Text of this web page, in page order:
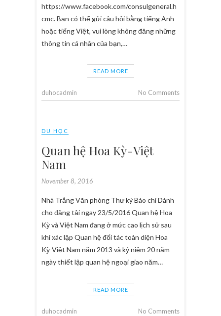
https://www.facebook.com/consulgeneral.h
cmc. Bạn có thể gửi câu hỏi bằng tiếng Anh
hoặc tiếng Việt, vui lòng không đăng những
thông tin cá nhân của bạn,…
READ MORE
duhocadmin No Comments
DU HỌC
Quan hệ Hoa Kỳ-Việt
Nam
November 8, 2016
Nhà Trắng Văn phòng Thư ký Báo chí Dành
cho đăng tải ngay 23/5/2016 Quan hệ Hoa
Kỳ và Việt Nam đang ở mức cao lịch sử sau
khi xác lập Quan hệ đối tác toàn diện Hoa
Kỳ-Việt Nam năm 2013 và kỷ niệm 20 năm
ngày thiết lập quan hệ ngoại giao năm…
READ MORE
duhocadmin No Comments